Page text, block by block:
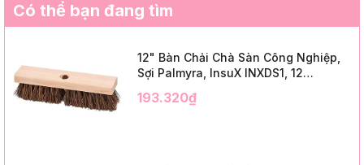
Có thể bạn đang tìm
12" Bàn Chải Chà Sàn Công Nghiệp,
Sợi Palmyra, InsuX INXDS1, 12
Trim)
193.320₫